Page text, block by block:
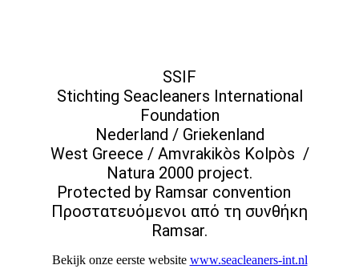
SSIF
Stichting Seacleaners International
Foundation
Nederland / Griekenland
West Greece / Amvrakikòs Kolpòs /
Natura 2000 project.
Protected by Ramsar convention
Προστατευόμενοι από τη συνθήκη
Ramsar.
Bekijk onze eerste website www.seacleaners-int.nl